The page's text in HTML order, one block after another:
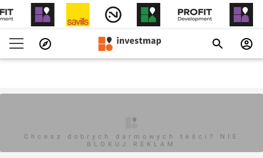
Chcesz dobrych darmowych teści? NIE
BLOKUJ REKLAM